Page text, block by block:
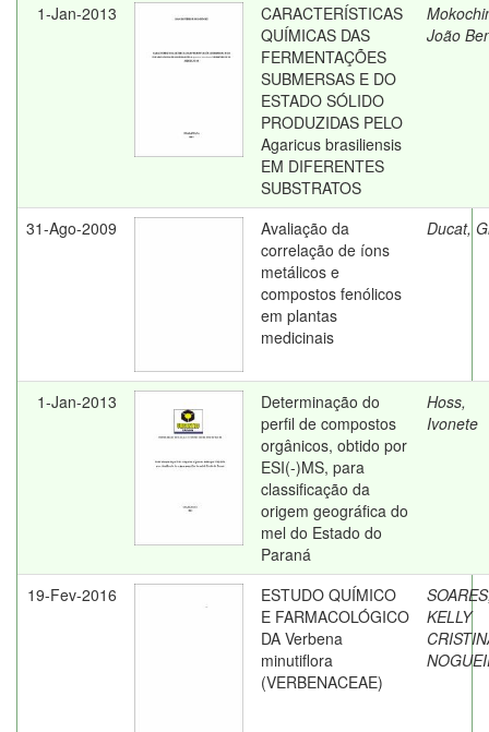
1-Jan-2013
CARACTERÍSTICAS
QUÍMICAS DAS
FERMENTAÇÕES
SUBMERSAS E DO
ESTADO SÓLIDO
PRODUZIDAS PELO
Agaricus brasiliensis
EM DIFERENTES
SUBSTRATOS
João
31-Ago-2009
Avaliação da
correlação de íons
metálicos e
compostos fenólicos
em plantas
medicinais
Ducat,
1-Jan-2013
Determinação do
perfil de compostos
orgânicos, obtido por
ESI(-)MS, para
classificação da
origem geográfica do
mel do Estado do
Paraná
Hoss,
Ivonete
19-Fev-2016
ESTUDO QUÍMICO
E FARMACOLÓGICO
DA Verbena
minutiflora
(VERBENACEAE)
KELLY